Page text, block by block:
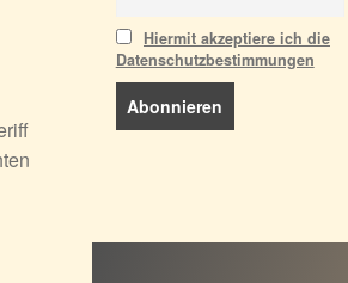
Hiermit akzeptiere ich die
Datenschutzbestimmungen